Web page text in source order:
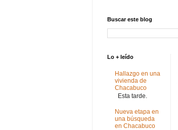
Buscar este blog
Lo + leído
Hallazgo en una
vivienda de
Chacabuco
Esta tarde.
Nueva etapa en
una búsqueda
en Chacabuco